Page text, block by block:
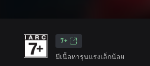
7+
มีเนื้อหารุนแรงเล็กน้อย